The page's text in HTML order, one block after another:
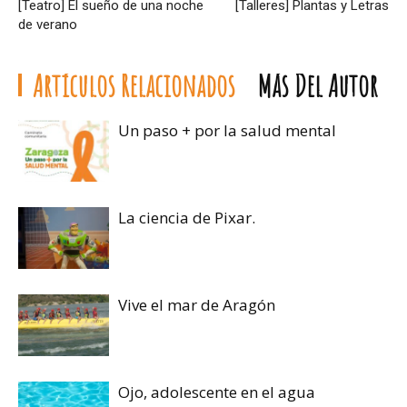
[Teatro] El sueño de una noche
de verano
[Talleres] Plantas y Letras
Artículos Relacionados Más Del Autor
Un paso + por la salud mental
La ciencia de Pixar.
Vive el mar de Aragón
Ojo, adolescente en el agua